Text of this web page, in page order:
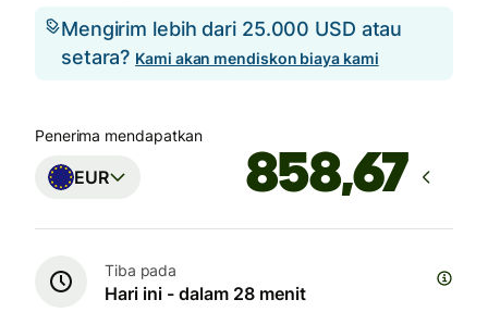
Mengirim lebih dari 25.000 USD atau
setara? Kami akan mendiskon biaya kami
Penerima mendapatkan
EUR
Tiba pada
Hari ini - dalam 28 menit